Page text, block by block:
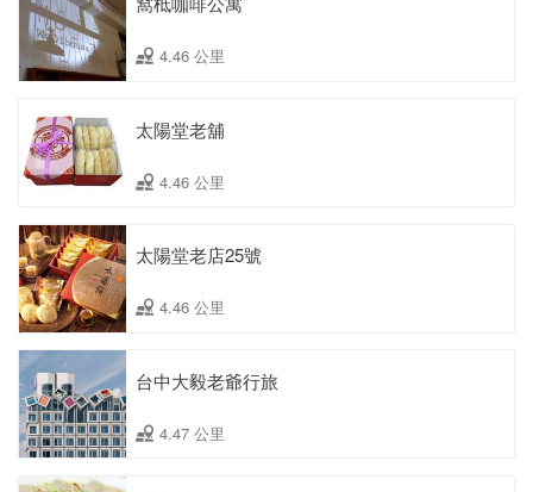
4.46 公里
太陽堂老舖
4.46 公里
太陽堂老店25號
4.46 公里
台中大毅老爺行旅
4.47 公里